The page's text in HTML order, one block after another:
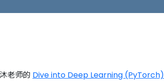
老师的 Dive into Deep Learning (PyTorch)